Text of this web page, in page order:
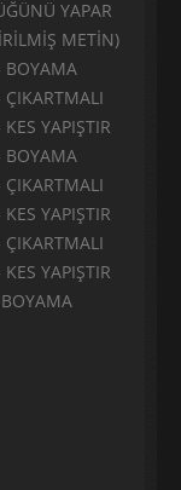
YAPAR
METİN)
BOYAMA
YAPIŞTIR
BOYAMA
YAPIŞTIR
YAPIŞTIR